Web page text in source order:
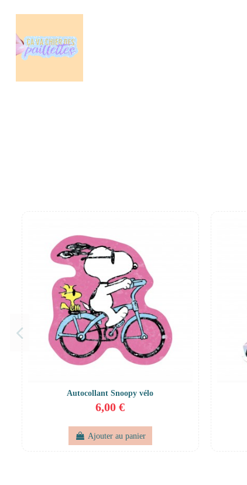
Autocollant Snoopy vélo
6,00 €
Ajouter au panier